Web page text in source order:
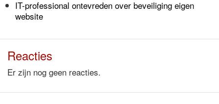
IT-professional ontevreden over beveiliging eigen
website
Reacties
Er zijn nog geen reacties.